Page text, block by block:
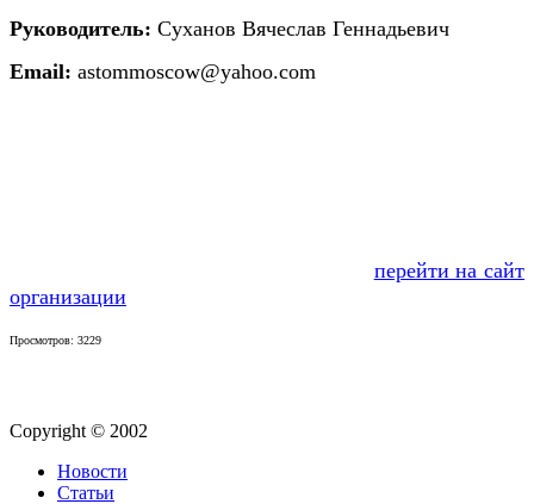
Руководитель: Суханов Вячеслав Геннадьевич
Email: astommoscow@yahoo.com
перейти на сайт
организации
Просмотров: 3229
Copyright © 2002
Новости
Статьи